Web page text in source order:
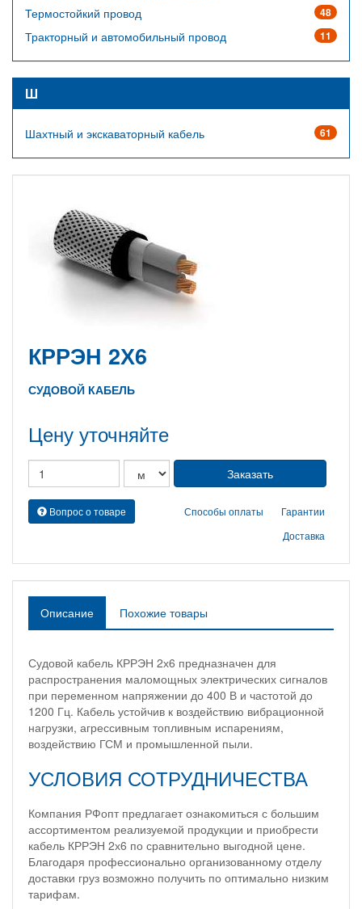
48
Термостойкий провод
11
Тракторный и автомобильный провод
Ш
61
Шахтный и экскаваторный кабель
КРРЭН 2Х6
СУДОВОЙ КАБЕЛЬ
Цену уточняйте
Вопрос о товаре Гарантии
Способы оплаты
Доставка
Описание Похожие товары
Судовой кабель КРРЭН 2х6 предназначен для
распространения маломощных электрических сигналов
при переменном напряжении до 400 В и частотой до
1200 Гц. Кабель устойчив к воздействию вибрационной
нагрузки, агрессивным топливным испарениям,
воздействию ГСМ и промышленной пыли.
УСЛОВИЯ СОТРУДНИЧЕСТВА
Компания РФопт предлагает ознакомиться с большим
ассортиментом реализуемой продукции и приобрести
кабель КРРЭН 2х6 по сравнительно выгодной цене.
Благодаря профессионально организованному отделу
доставки груз возможно получить по оптимально низким
тарифам.